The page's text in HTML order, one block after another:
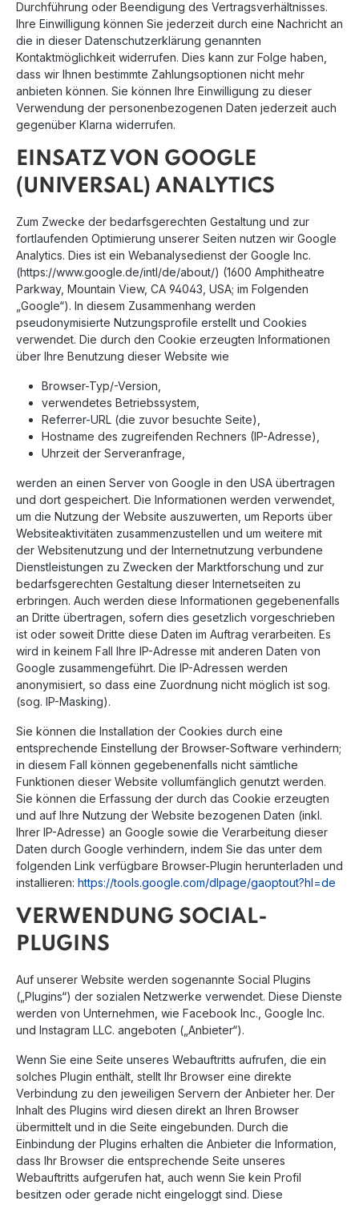
Durchführung oder Beendigung des Vertragsverhältnisses.
Ihre Einwilligung können Sie jederzeit durch eine Nachricht an
die in dieser Datenschutzerklärung genannten
Kontaktmöglichkeit widerrufen. Dies kann zur Folge haben,
dass wir Ihnen bestimmte Zahlungsoptionen nicht mehr
anbieten können. Sie können Ihre Einwilligung zu dieser
Verwendung der personenbezogenen Daten jederzeit auch
gegenüber Klarna widerrufen.
EINSATZ VON GOOGLE
(UNIVERSAL) ANALYTICS
Zum Zwecke der bedarfsgerechten Gestaltung und zur
fortlaufenden Optimierung unserer Seiten nutzen wir Google
Analytics. Dies ist ein Webanalysedienst der Google Inc.
(https://www.google.de/intl/de/about/) (1600 Amphitheatre
Parkway, Mountain View, CA 94043, USA; im Folgenden
„Google“). In diesem Zusammenhang werden
pseudonymisierte Nutzungsprofile erstellt und Cookies
verwendet. Die durch den Cookie erzeugten Informationen
über Ihre Benutzung dieser Website wie
Browser-Typ/-Version,
verwendetes Betriebssystem,
Referrer-URL (die zuvor besuchte Seite),
Hostname des zugreifenden Rechners (IP-Adresse),
Uhrzeit der Serveranfrage,
werden an einen Server von Google in den USA übertragen
und dort gespeichert. Die Informationen werden verwendet,
um die Nutzung der Website auszuwerten, um Reports über
Websiteaktivitäten zusammenzustellen und um weitere mit
der Websitenutzung und der Internetnutzung verbundene
Dienstleistungen zu Zwecken der Marktforschung und zur
bedarfsgerechten Gestaltung dieser Internetseiten zu
erbringen. Auch werden diese Informationen gegebenenfalls
an Dritte übertragen, sofern dies gesetzlich vorgeschrieben
ist oder soweit Dritte diese Daten im Auftrag verarbeiten. Es
wird in keinem Fall Ihre IP-Adresse mit anderen Daten von
Google zusammengeführt. Die IP-Adressen werden
anonymisiert, so dass eine Zuordnung nicht möglich ist sog.
(sog. IP-Masking).
Sie können die Installation der Cookies durch eine
entsprechende Einstellung der Browser-Software verhindern;
in diesem Fall können gegebenenfalls nicht sämtliche
Funktionen dieser Website vollumfänglich genutzt werden.
Sie können die Erfassung der durch das Cookie erzeugten
und auf Ihre Nutzung der Website bezogenen Daten (inkl.
Ihrer IP-Adresse) an Google sowie die Verarbeitung dieser
Daten durch Google verhindern, indem Sie das unter dem
folgenden Link verfügbare Browser-Plugin herunterladen und
installieren: https://tools.google.com/dlpage/gaoptout?hl=de
VERWENDUNG SOCIAL-
PLUGINS
Auf unserer Website werden sogenannte Social Plugins
(„Plugins“) der sozialen Netzwerke verwendet. Diese Dienste
werden von Unternehmen, wie Facebook Inc., Google Inc.
und Instagram LLC. angeboten („Anbieter“).
Wenn Sie eine Seite unseres Webauftritts aufrufen, die ein
solches Plugin enthält, stellt Ihr Browser eine direkte
Verbindung zu den jeweiligen Servern der Anbieter her. Der
Inhalt des Plugins wird diesen direkt an Ihren Browser
übermittelt und in die Seite eingebunden. Durch die
Einbindung der Plugins erhalten die Anbieter die Information,
dass Ihr Browser die entsprechende Seite unseres
Webauftritts aufgerufen hat, auch wenn Sie kein Profil
besitzen oder gerade nicht eingeloggt sind. Diese